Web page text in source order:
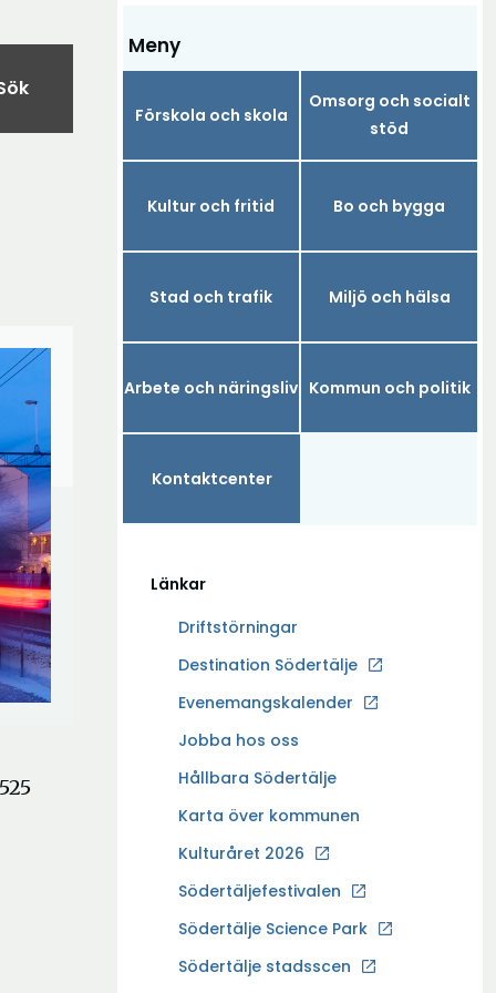
Meny
Förskola och skola
Omsorg och socialt
stöd
Kultur och fritid Bo och bygga
Stad och trafik Miljö och hälsa
Arbete och näringsliv Kommun och politik
Kontaktcenter
Länkar
Driftstörningar
Destination Södertälje
Ö
p
n
a
y
t
f
ö
Evenemangskalender
Jobba hos oss
Ö
p
n
a
y
t
Hållbara Södertälje
Karta över kommunen
Kulturåret 2026
Södertäljefestivalen
Södertälje Science Park
Ö
p
Södertälje stadsscen